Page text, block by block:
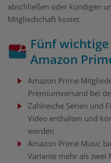
abschließen oder kündigen
Mitgliedschaft kostet.
Fünf
Amazon
Amazon Prime
Premiumversand bei
Zahlreiche Serien und
Video enthalten und
werden
Amazon Prime Music
Variante mehr als zwei